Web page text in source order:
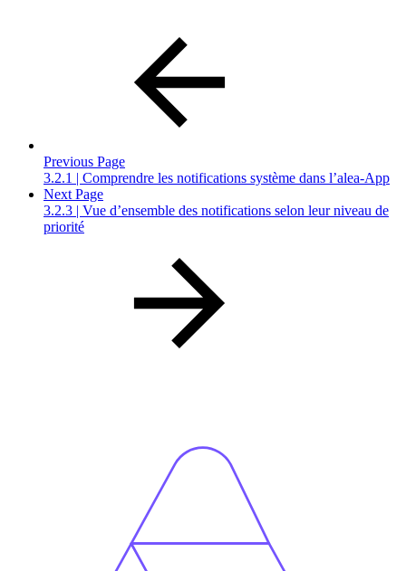
Previous Page
3.2.1 | Comprendre les notifications système dans l’alea-App
Next Page
3.2.3 | Vue d’ensemble des notifications selon leur niveau de
priorité